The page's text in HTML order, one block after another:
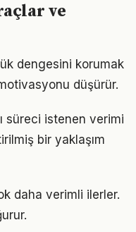
ve
dengesini korumak
düşürür.
süreci istenen verimi
bir yaklaşım
daha verimli ilerler.